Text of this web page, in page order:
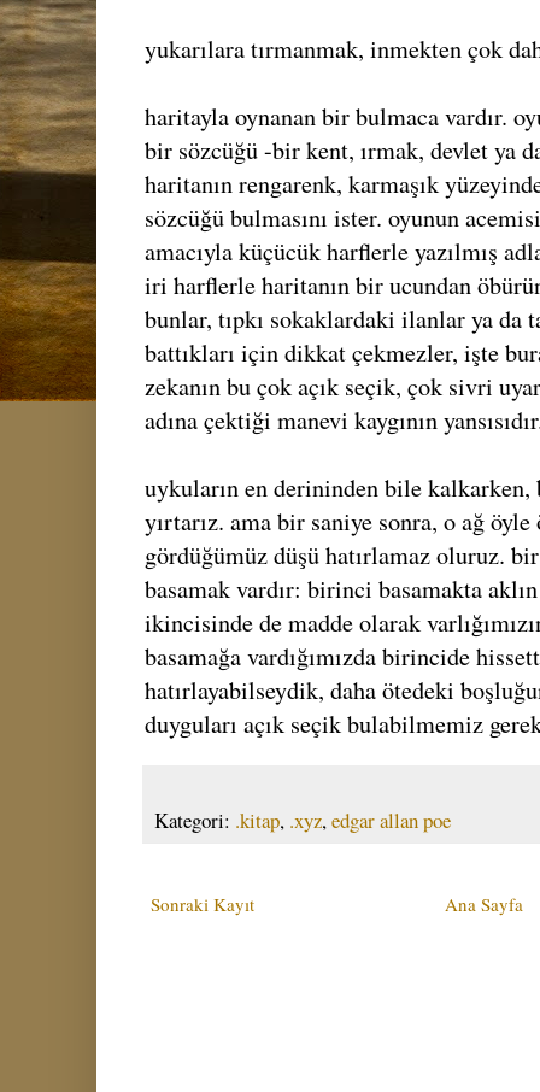
yukarılara tırmanmak, inmekten çok
haritayla oynanan bir bulmaca vardır.
bir sözcüğü -bir kent, ırmak, devlet ya
haritanın rengarenk, karmaşık
sözcüğü bulmasını ister. oyunun
amacıyla küçücük harflerle yazılmış
iri harflerle haritanın bir ucundan
bunlar, tıpkı sokaklardaki ilanlar ya da
battıkları için dikkat çekmezler, işte
zekanın bu çok açık seçik, çok sivri
adına çektiği manevi kaygının
uykuların en derininden bile kalkarken,
yırtarız. ama bir saniye sonra, o ağ
gördüğümüz düşü hatırlamaz oluruz.
basamak vardır: birinci basamakta
ikincisinde de madde olarak
basamağa vardığımızda birincide
hatırlayabilseydik, daha ötedeki
duyguları açık seçik bulabilmemiz
Kategori: .kitap, .xyz,edgar allan poe
Sonraki Kayıt Ana Sayfa